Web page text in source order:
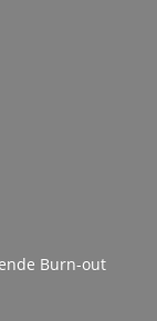
Burn-out